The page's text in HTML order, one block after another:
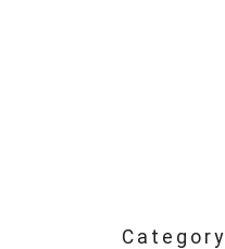
Category